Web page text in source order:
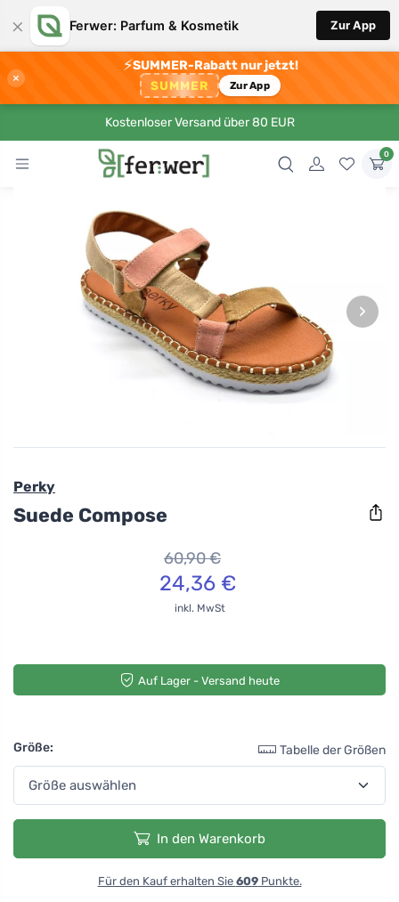
× Ferwer: Parfum & Kosmetik Zur App
×
⚡SUMMER-Rabatt nur jetzt!
SUMMER Zur App
Kostenloser Versand über 80 EUR
0
›
Perky
Suede Compose
60,90 €
24,36 €
inkl. MwSt
Auf Lager - Versand heute
Größe: Tabelle der Größen
In den Warenkorb
Für den Kauf erhalten Sie 609Punkte.